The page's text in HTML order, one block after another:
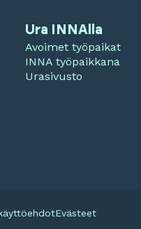
Ura INNAlla
Avoimet työpaikat
INNA työpaikkana
Urasivusto
Evästeet